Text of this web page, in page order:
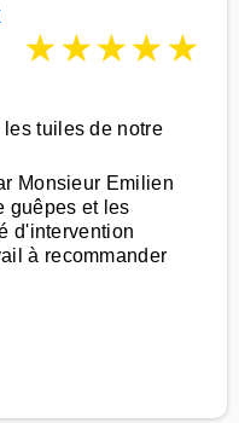
★★★★★
tuiles de notre
Monsieur Emilien
guêpes et les
d'intervention
à recommander